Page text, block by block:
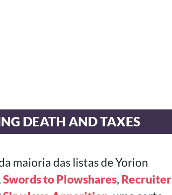
DEATH AND TAXES
maioria das listas de Yorion
Swords to Plowshares, Recruiter